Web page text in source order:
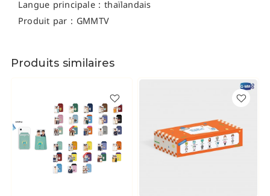
Langue principale : thaïlandais
Produit par : GMMTV
Produits similaires